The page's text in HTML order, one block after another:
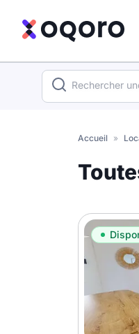
Votre
Colocation
Résidence
recherche
Accueil »